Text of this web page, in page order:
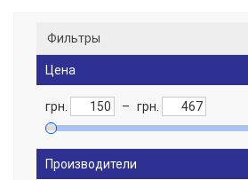
Фильтры
Цена
грн. – грн.
Производители